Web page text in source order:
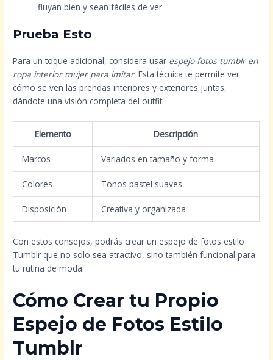
fluyan bien y sean fáciles de ver.
Prueba Esto
Para un toque adicional, considera usar espejo fotos tumblr en
ropa interior mujer para imitar. Esta técnica te permite ver
cómo se ven las prendas interiores y exteriores juntas,
dándote una visión completa del outfit.
Elemento Descripción
Marcos Variados en tamaño y forma
Colores Tonos pastel suaves
Disposición Creativa y organizada
Con estos consejos, podrás crear un espejo de fotos estilo
Tumblr que no solo sea atractivo, sino también funcional para
tu rutina de moda.
Cómo Crear tu Propio
Espejo de Fotos Estilo
Tumblr